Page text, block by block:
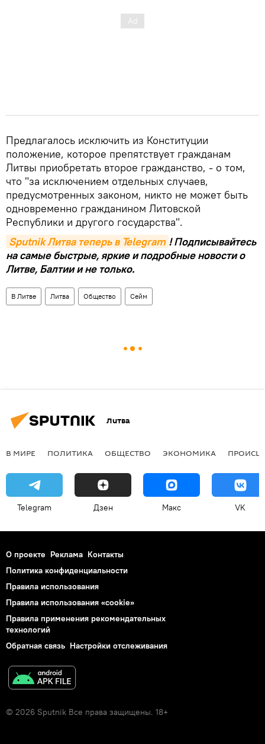
Предлагалось исключить из Конституции
положение, которое препятствует гражданам
Литвы приобретать второе гражданство, - о том,
что "за исключением отдельных случаев,
предусмотренных законом, никто не может быть
одновременно гражданином Литовской
Республики и другого государства".
Sputnik Литва теперь в Telegram ! Подписывайтесь
на самые быстрые, яркие и подробные новости о
Литве, Балтии и не только.
В Литве Литва Общество Сейм
Литва
В МИРЕ ПОЛИТИКА ОБЩЕСТВО ЭКОНОМИКА
Telegram Дзен Макс VK
О проекте Реклама Контакты
Политика конфиденциальности
Правила использования
Правила использования «cookie»
Правила применения рекомендательных
технологий
Обратная связь Настройки отслеживания
© 2026 Sputnik Все права защищены. 18+